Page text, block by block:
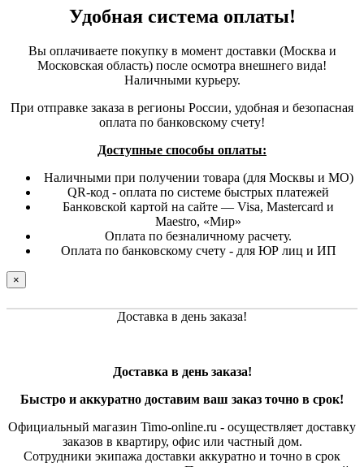
Удобная система оплаты!
Вы оплачиваете покупку в момент доставки (Москва и
Московская область) после осмотра внешнего вида!
Наличными курьеру.
При отправке заказа в регионы России, удобная и безопасная
оплата по банковскому счету!
Доступные способы оплаты:
Наличными при получении товара (для Москвы и МО)
QR-код - оплата по системе быстрых платежей
Банковской картой на сайте — Visa, Mastercard и
Maestro, «Мир»
Оплата по безналичному расчету.
Оплата по банковскому счету - для ЮР лиц и ИП
×
Доставка в день заказа!
Доставка в день заказа!
Быстро и аккуратно доставим ваш заказ точно в срок!
Официальный магазин Timo-online.ru - осуществляет доставку
заказов в квартиру, офис или частный дом.
Сотрудники экипажа доставки аккуратно и точно в срок